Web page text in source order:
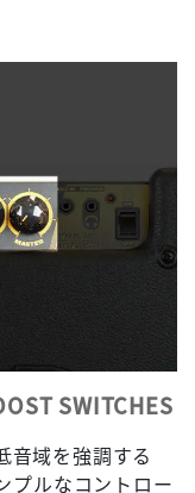
SWITCHES
音域を強調する
プルなコントロー